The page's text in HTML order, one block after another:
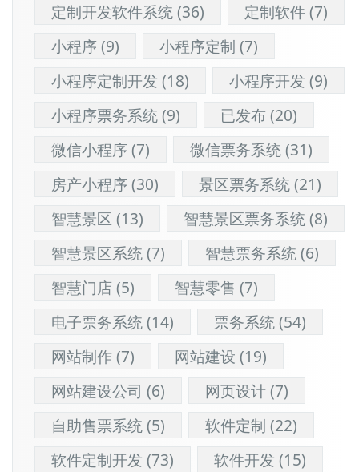
定制开发软件系统(36) 定制软件(7)
小程序(9) 小程序定制 (7)
小程序定制开发 (18) 小程序开发 (9)
小程序票务系统(9) 已发布(20)
微信小程序(7) 微信票务系统(31)
房产小程序(30) 景区票务系统(21)
智慧景区 (13) 智慧景区票务系统(8)
智慧景区系统(7) 智慧票务系统(6)
智慧门店(5) 智慧零售 (7)
电子票务系统(14) 票务系统(54)
网站制作(7) 网站建设 (19)
网站建设公司 (6) 网页设计(7)
自助售票系统(5) 软件定制 (22)
软件定制开发 (73) 软件开发 (15)